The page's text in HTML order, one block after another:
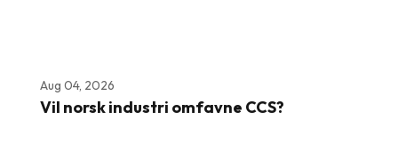
Aug 04, 2026
Vil norsk industri omfavne CCS?